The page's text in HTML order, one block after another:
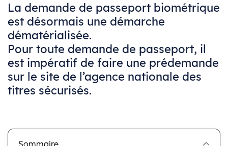
La demande de passeport biométrique
est désormais une démarche
dématérialisée.
Pour toute demande de passeport, il
est impératif de faire une prédemande
sur le site de l’agence nationale des
titres sécurisés.
Sommaire